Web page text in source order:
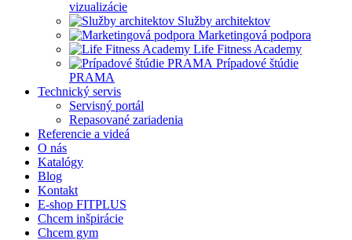
vizualizácie
Služby architektov
Marketingová podpora
Life Fitness Academy
Prípadové štúdie
PRAMA
Technický servis
Servisný portál
Repasované zariadenia
Referencie a videá
O nás
Katalógy
Blog
Kontakt
E-shop FITPLUS
Chcem inšpirácie
Chcem gym